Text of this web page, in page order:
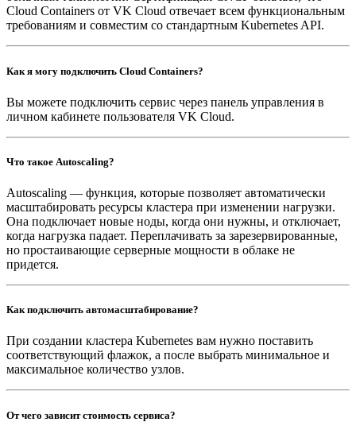
Cloud Containers от VK Cloud отвечает всем функциональным
требованиям и совместим со стандартным Kubernetes API.
Как я могу подключить Cloud Containers?
Вы можете подключить сервис через панель управления в
личном кабинете пользователя VK Cloud.
Что такое Autoscaling?
Autoscaling — функция, которые позволяет автоматически
масштабировать ресурсы кластера при изменении нагрузки.
Она подключает новые ноды, когда они нужны, и отключает,
когда нагрузка падает. Переплачивать за зарезервированные,
но простаивающие серверные мощности в облаке не
придется.
Как подключить автомасштабирование?
При создании кластера Kubernetes вам нужно поставить
соответствующий флажок, а после выбрать минимальное и
максимальное количество узлов.
От чего зависит стоимость сервиса?